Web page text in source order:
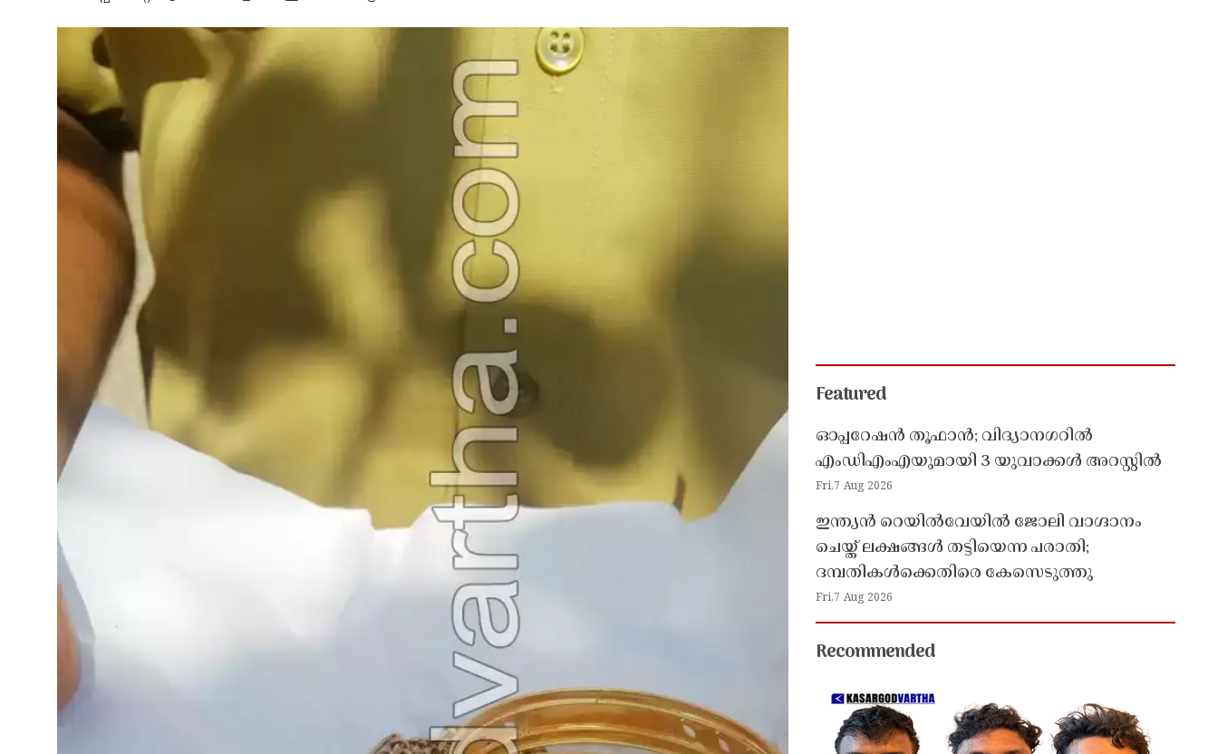
Featured
ഓപ്പറേഷൻ തൂഫാൻ; വിദ്യാനഗറിൽ
എംഡിഎംഎയുമായി 3 യുവാക്കൾ അറസ്റ്റിൽ
Fri,7 Aug 2026
ഇന്ത്യൻ റെയിൽവേയിൽ ജോലി വാഗ്ദാനം
ചെയ്ത് ലക്ഷങ്ങൾ തട്ടിയെന്ന പരാതി;
ദമ്പതികൾക്കെതിരെ കേസെടുത്തു
Fri,7 Aug 2026
Recommended